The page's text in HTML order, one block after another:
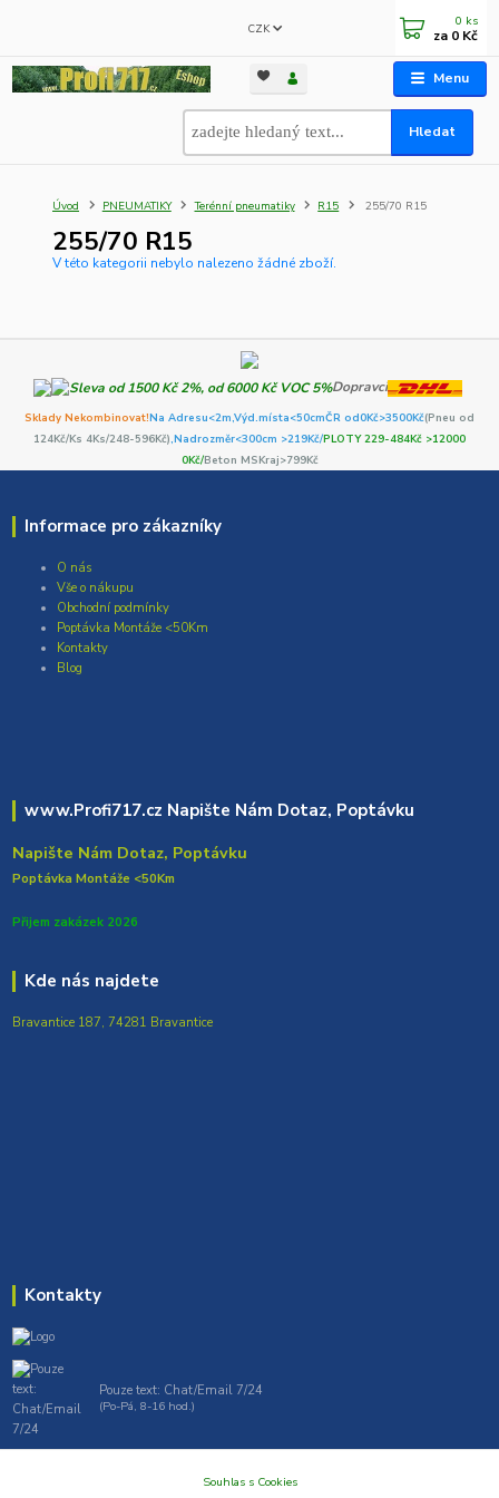
Menu
CZK
Hledat
0 ks
za 0 Kč
Úvod PNEUMATIKY Terénní pneumatiky R15 255/70 R15
255/70 R15
V této kategorii nebylo nalezeno žádné zboží.
Dopravci
Sklady Nekombinovat!Na Adresu<2m,Výd.místa<50cmČR od0Kč>3500Kč(Pneu od
124Kč/Ks 4Ks/248-596Kč),Nadrozměr<300cm >219Kč/PLOTY 229-484Kč >12000
0Kč/Beton MSKraj>799Kč
Informace pro zákazníky
O nás
Vše o nákupu
Obchodní podmínky
Poptávka Montáže <50Km
Kontakty
Blog
www.Profi717.cz Napište Nám Dotaz, Poptávku
Napište Nám Dotaz, Poptávku
Poptávka Montáže <50Km
Přijem zakázek 2026
Kde nás najdete
Bravantice 187, 74281 Bravantice
Kontakty
Pouze text: Chat/Email 7/24
(Po-Pá, 8-16 hod.)
Souhlas s Cookies